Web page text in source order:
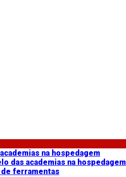
das academias na hospedagem